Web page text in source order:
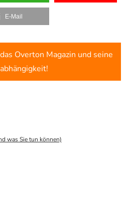
E-Mail
Overton Magazin und seine
was Sie tun können)